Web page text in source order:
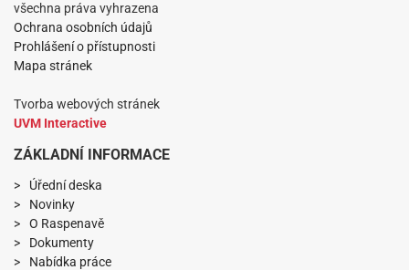
všechna práva vyhrazena
Ochrana osobních údajů
Prohlášení o přístupnosti
Mapa stránek
Tvorba webových stránek
UVM Interactive
ZÁKLADNÍ INFORMACE
Úřední deska
Novinky
O Raspenavě
Dokumenty
Nabídka práce